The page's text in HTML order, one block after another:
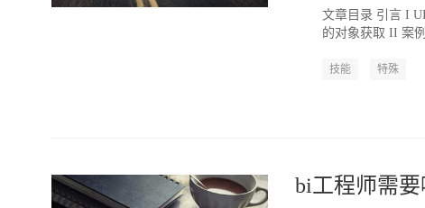
文章目录 引言 I
的对象获取 II 案
技能 特殊
bi工程师需要